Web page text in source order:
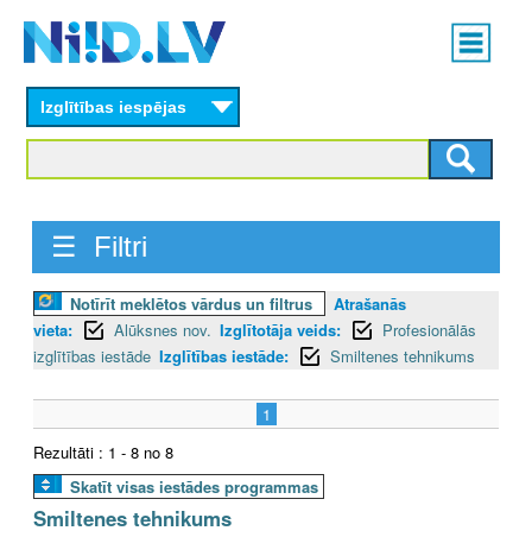
content
Main
menu
Izglītības iespējas
☰ Filtri
Notīrīt meklētos vārdus un filtrus
Atrašanās
vieta:
Alūksnes nov. Izglītotāja veids:
Profesionālās
izglītības iestāde Izglītības iestāde: Smiltenes tehnikums
1
Rezultāti : 1 - 8 no 8
Skatīt visas iestādes programmas
Smiltenes tehnikums